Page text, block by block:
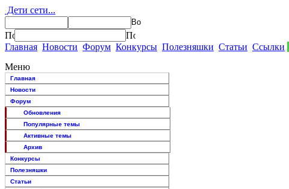
Дети сети...
Главная Новости Форум Конкурсы Полезняшки Статьи Ссылки
Меню
Главная
Новости
Форум
Обновления
Популярные темы
Активные темы
Архив
Конкурсы
Полезняшки
Статьи